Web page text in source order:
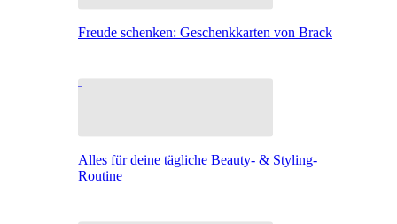
Freude schenken: Geschenkkarten von Brack
Alles für deine tägliche Beauty- & Styling-
Routine